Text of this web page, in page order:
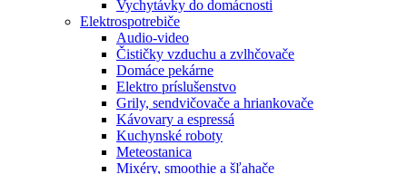
Vychytávky do domácnosti
Elektrospotrebiče
Audio-video
Čističky vzduchu a zvlhčovače
Domáce pekárne
Elektro príslušenstvo
Grily, sendvičovače a hriankovače
Kávovary a espressá
Kuchynské roboty
Meteostanica
Mixéry, smoothie a šľahače